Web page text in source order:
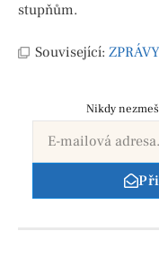
stupňům.
Související:
Nikdy